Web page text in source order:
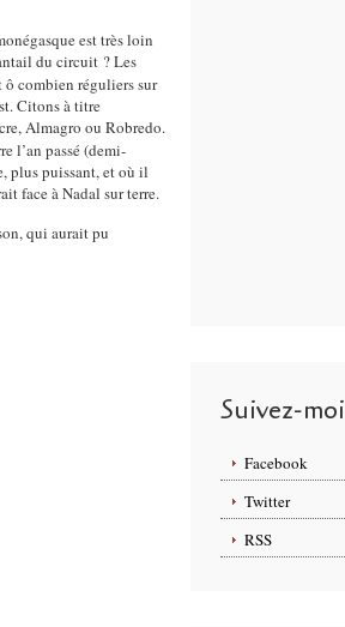
est très loin
du circuit ? Les
ô combien réguliers sur
Citons à titre
Almagro ou Robredo.
l’an passé (demi-
plus puissant, et où il
face à Nadal sur terre.
qui aurait pu
Suivez-moi
Facebook
Twitter
RSS